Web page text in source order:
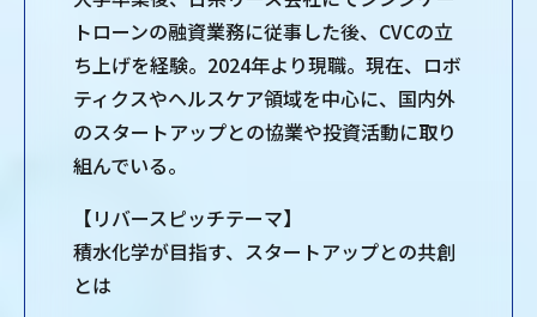
トローンの融資業務に従事した後、CVCの立
ち上げを経験。2024年より現職。現在、ロボ
ティクスやヘルスケア領域を中心に、国内外
のスタートアップとの協業や投資活動に取り
組んでいる。
【リバースピッチテーマ】
積水化学が目指す、スタートアップとの共創
とは